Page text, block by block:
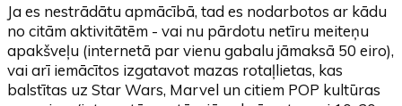
Ja es nestrādātu apmācībā, tad es nodarbotos ar kādu
no citām aktivitātēm - vai nu pārdotu netīru meiteņu
apakšveļu (internetā par vienu gabalu jāmaksā 50 eiro),
vai arī iemācītos izgatavot mazas rotaļlietas, kas
balstītas uz Star Wars, Marvel un citiem POP kultūras